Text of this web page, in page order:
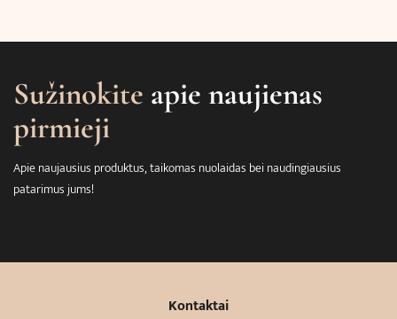
Sužinokite apie naujienas
pirmieji
Apie naujausius produktus, taikomas nuolaidas bei naudingiausius
patarimus jums!
Kontaktai